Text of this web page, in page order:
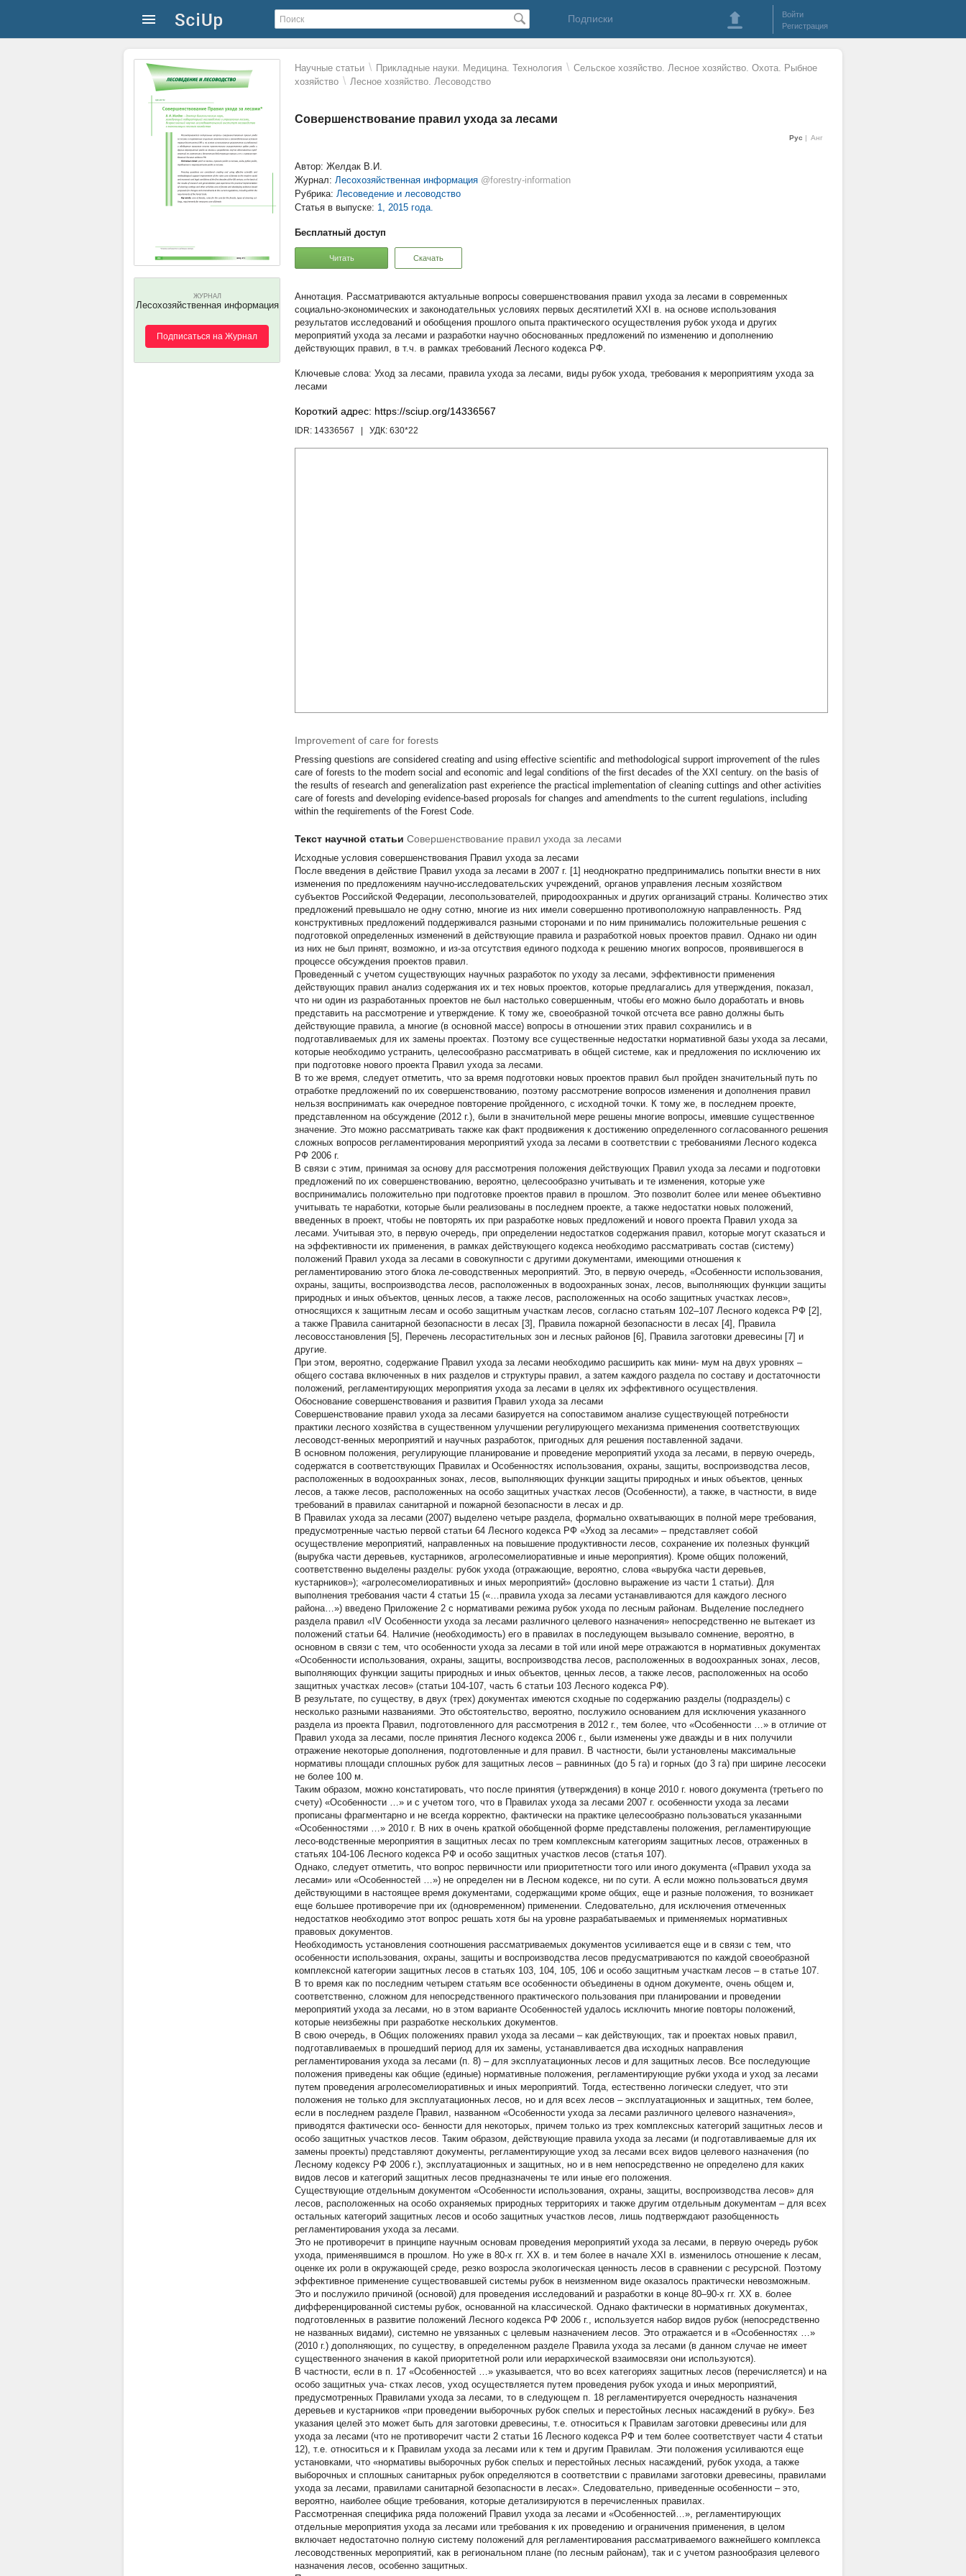
Подписки
Войти
Регистрация
Научные статьи \ Прикладные науки. Медицина. Технология \ Сельское хозяйство. Лесное хозяйство. Охота. Рыбное
хозяйство \ Лесное хозяйство. Лесоводство
Совершенствование правил ухода за лесами
Рус Анг
ЖУРНАЛ
Лесохозяйственная информация
Подписаться на Журнал
Автор: Желдак В.И.
Журнал: Лесохозяйственная информация @forestry-information
Рубрика: Лесоведение и лесоводство
Статья в выпуске: 1, 2015 года.
Бесплатный доступ
Читать Скачать
Рассматриваются актуальные вопросы совершенствования правил ухода за лесами в современных
социально-экономических и законодательных условиях первых десятилетий XXI в. на основе использования
результатов исследований и обобщения прошлого опыта практического осуществления рубок ухода и других
мероприятий ухода за лесами и разработки научно обоснованных предложений по изменению и дополнению
действующих правил, в т.ч. в рамках требований Лесного кодекса РФ.
Уход за лесами, правила ухода за лесами, виды рубок ухода, требования к мероприятиям ухода за
лесами
Короткий адрес: https://sciup.org/14336567
IDR: 14336567 | УДК: 630*22
Improvement of care for forests
Pressing questions are considered creating and using effective scientific and methodological support improvement of the rules
care of forests to the modern social and economic and legal conditions of the first decades of the XXI century. on the basis of
the results of research and generalization past experience the practical implementation of cleaning cuttings and other activities
care of forests and developing evidence-based proposals for changes and amendments to the current regulations, including
within the requirements of the Forest Code.
Текст научной статьи Совершенствование правил ухода за лесами
Исходные условия совершенствования Правил ухода за лесами
После введения в действие Правил ухода за лесами в 2007 г. [1] неоднократно предпринимались попытки внести в них
изменения по предложениям научно-исследовательских учреждений, органов управления лесным хозяйством
субъектов Российской Федерации, лесопользователей, природоохранных и других организаций страны. Количество этих
предложений превышало не одну сотню, многие из них имели совершенно противоположную направленность. Ряд
конструктивных предложений поддерживался разными сторонами и по ним принимались положительные решения с
подготовкой определенных изменений в действующие правила и разработкой новых проектов правил. Однако ни один
из них не был принят, возможно, и из-за отсутствия единого подхода к решению многих вопросов, проявившегося в
процессе обсуждения проектов правил.
Проведенный с учетом существующих научных разработок по уходу за лесами, эффективности применения
действующих правил анализ содержания их и тех новых проектов, которые предлагались для утверждения, показал,
что ни один из разработанных проектов не был настолько совершенным, чтобы его можно было доработать и вновь
представить на рассмотрение и утверждение. К тому же, своеобразной точкой отсчета все равно должны быть
действующие правила, а многие (в основной массе) вопросы в отношении этих правил сохранились и в
подготавливаемых для их замены проектах. Поэтому все существенные недостатки нормативной базы ухода за лесами,
которые необходимо устранить, целесообразно рассматривать в общей системе, как и предложения по исключению их
при подготовке нового проекта Правил ухода за лесами.
В то же время, следует отметить, что за время подготовки новых проектов правил был пройден значительный путь по
отработке предложений по их совершенствованию, поэтому рассмотрение вопросов изменения и дополнения правил
нельзя воспринимать как очередное повторение пройденного, с исходной точки. К тому же, в последнем проекте,
представленном на обсуждение (2012 г.), были в значительной мере решены многие вопросы, имевшие существенное
значение. Это можно рассматривать также как факт продвижения к достижению определенного согласованного решения
сложных вопросов регламентирования мероприятий ухода за лесами в соответствии с требованиями Лесного кодекса
РФ 2006 г.
В связи с этим, принимая за основу для рассмотрения положения действующих Правил ухода за лесами и подготовки
предложений по их совершенствованию, вероятно, целесообразно учитывать и те изменения, которые уже
воспринимались положительно при подготовке проектов правил в прошлом. Это позволит более или менее объективно
учитывать те наработки, которые были реализованы в последнем проекте, а также недостатки новых положений,
введенных в проект, чтобы не повторять их при разработке новых предложений и нового проекта Правил ухода за
лесами. Учитывая это, в первую очередь, при определении недостатков содержания правил, которые могут сказаться и
на эффективности их применения, в рамках действующего кодекса необходимо рассматривать состав (систему)
положений Правил ухода за лесами в совокупности с другими документами, имеющими отношения к
регламентированию этого блока ле-соводственных мероприятий. Это, в первую очередь, «Особенности использования,
охраны, защиты, воспроизводства лесов, расположенных в водоохранных зонах, лесов, выполняющих функции защиты
природных и иных объектов, ценных лесов, а также лесов, расположенных на особо защитных участках лесов»,
относящихся к защитным лесам и особо защитным участкам лесов, согласно статьям 102–107 Лесного кодекса РФ [2],
а также Правила санитарной безопасности в лесах [3], Правила пожарной безопасности в лесах [4], Правила
лесовосстановления [5], Перечень лесорастительных зон и лесных районов [6], Правила заготовки древесины [7] и
другие.
При этом, вероятно, содержание Правил ухода за лесами необходимо расширить как мини- мум на двух уровнях –
общего состава включенных в них разделов и структуры правил, а затем каждого раздела по составу и достаточности
положений, регламентирующих мероприятия ухода за лесами в целях их эффективного осуществления.
Обоснование совершенствования и развития Правил ухода за лесами
Совершенствование правил ухода за лесами базируется на сопоставимом анализе существующей потребности
практики лесного хозяйства в существенном улучшении регулирующего механизма применения соответствующих
лесоводст-венных мероприятий и научных разработок, пригодных для решения поставленной задачи.
В основном положения, регулирующие планирование и проведение мероприятий ухода за лесами, в первую очередь,
содержатся в соответствующих Правилах и Особенностях использования, охраны, защиты, воспроизводства лесов,
расположенных в водоохранных зонах, лесов, выполняющих функции защиты природных и иных объектов, ценных
лесов, а также лесов, расположенных на особо защитных участках лесов (Особенности), а также, в частности, в виде
требований в правилах санитарной и пожарной безопасности в лесах и др.
В Правилах ухода за лесами (2007) выделено четыре раздела, формально охватывающих в полной мере требования,
предусмотренные частью первой статьи 64 Лесного кодекса РФ «Уход за лесами» – представляет собой
осуществление мероприятий, направленных на повышение продуктивности лесов, сохранение их полезных функций
(вырубка части деревьев, кустарников, агролесомелиоративные и иные мероприятия). Кроме общих положений,
соответственно выделены разделы: рубок ухода (отражающие, вероятно, слова «вырубка части деревьев,
кустарников»); «агролесомелиоративных и иных мероприятий» (дословно выражение из части 1 статьи). Для
выполнения требования части 4 статьи 15 («…правила ухода за лесами устанавливаются для каждого лесного
района…») введено Приложение 2 с нормативами режима рубок ухода по лесным районам. Выделение последнего
раздела правил «IV Особенности ухода за лесами различного целевого назначения» непосредственно не вытекает из
положений статьи 64. Наличие (необходимость) его в правилах в последующем вызывало сомнение, вероятно, в
основном в связи с тем, что особенности ухода за лесами в той или иной мере отражаются в нормативных документах
«Особенности использования, охраны, защиты, воспроизводства лесов, расположенных в водоохранных зонах, лесов,
выполняющих функции защиты природных и иных объектов, ценных лесов, а также лесов, расположенных на особо
защитных участках лесов» (статьи 104-107, часть 6 статьи 103 Лесного кодекса РФ).
В результате, по существу, в двух (трех) документах имеются сходные по содержанию разделы (подразделы) с
несколько разными названиями. Это обстоятельство, вероятно, послужило основанием для исключения указанного
раздела из проекта Правил, подготовленного для рассмотрения в 2012 г., тем более, что «Особенности …» в отличие от
Правил ухода за лесами, после принятия Лесного кодекса 2006 г., были изменены уже дважды и в них получили
отражение некоторые дополнения, подготовленные и для правил. В частности, были установлены максимальные
нормативы площади сплошных рубок для защитных лесов – равнинных (до 5 га) и горных (до 3 га) при ширине лесосеки
не более 100 м.
Таким образом, можно констатировать, что после принятия (утверждения) в конце 2010 г. нового документа (третьего по
счету) «Особенности …» и с учетом того, что в Правилах ухода за лесами 2007 г. особенности ухода за лесами
прописаны фрагментарно и не всегда корректно, фактически на практике целесообразно пользоваться указанными
«Особенностями …» 2010 г. В них в очень краткой обобщенной форме представлены положения, регламентирующие
лесо-водственные мероприятия в защитных лесах по трем комплексным категориям защитных лесов, отраженных в
статьях 104-106 Лесного кодекса РФ и особо защитных участков лесов (статья 107).
Однако, следует отметить, что вопрос первичности или приоритетности того или иного документа («Правил ухода за
лесами» или «Особенностей …») не определен ни в Лесном кодексе, ни по сути. А если можно пользоваться двумя
действующими в настоящее время документами, содержащими кроме общих, еще и разные положения, то возникает
еще большее противоречие при их (одновременном) применении. Следовательно, для исключения отмеченных
недостатков необходимо этот вопрос решать хотя бы на уровне разрабатываемых и применяемых нормативных
правовых документов.
Необходимость установления соотношения рассматриваемых документов усиливается еще и в связи с тем, что
особенности использования, охраны, защиты и воспроизводства лесов предусматриваются по каждой своеобразной
комплексной категории защитных лесов в статьях 103, 104, 105, 106 и особо защитным участкам лесов – в статье 107.
В то время как по последним четырем статьям все особенности объединены в одном документе, очень общем и,
соответственно, сложном для непосредственного практического пользования при планировании и проведении
мероприятий ухода за лесами, но в этом варианте Особенностей удалось исключить многие повторы положений,
которые неизбежны при разработке нескольких документов.
В свою очередь, в Общих положениях правил ухода за лесами – как действующих, так и проектах новых правил,
подготавливаемых в прошедший период для их замены, устанавливается два исходных направления
регламентирования ухода за лесами (п. 8) – для эксплуатационных лесов и для защитных лесов. Все последующие
положения приведены как общие (единые) нормативные положения, регламентирующие рубки ухода и уход за лесами
путем проведения агролесомелиоративных и иных мероприятий. Тогда, естественно логически следует, что эти
положения не только для эксплуатационных лесов, но и для всех лесов – эксплуатационных и защитных, тем более,
если в последнем разделе Правил, названном «Особенности ухода за лесами различного целевого назначения»,
приводятся фактически осо- бенности для некоторых, причем только из трех комплексных категорий защитных лесов и
особо защитных участков лесов. Таким образом, действующие правила ухода за лесами (и подготавливаемые для их
замены проекты) представляют документы, регламентирующие уход за лесами всех видов целевого назначения (по
Лесному кодексу РФ 2006 г.), эксплуатационных и защитных, но и в нем непосредственно не определено для каких
видов лесов и категорий защитных лесов предназначены те или иные его положения.
Существующие отдельным документом «Особенности использования, охраны, защиты, воспроизводства лесов» для
лесов, расположенных на особо охраняемых природных территориях и также другим отдельным документам – для всех
остальных категорий защитных лесов и особо защитных участков лесов, лишь подтверждают разобщенность
регламентирования ухода за лесами.
Это не противоречит в принципе научным основам проведения мероприятий ухода за лесами, в первую очередь рубок
ухода, применявшимся в прошлом. Но уже в 80-х гг. XX в. и тем более в начале XXI в. изменилось отношение к лесам,
оценке их роли в окружающей среде, резко возросла экологическая ценность лесов в сравнении с ресурсной. Поэтому
эффективное применение существовавшей системы рубок в неизменном виде оказалось практически невозможным.
Это и послужило причиной (основой) для проведения исследований и разработки в конце 80–90-х гг. XX в. более
дифференцированной системы рубок, основанной на классической. Однако фактически в нормативных документах,
подготовленных в развитие положений Лесного кодекса РФ 2006 г., используется набор видов рубок (непосредственно
не названных видами), системно не увязанных с целевым назначением лесов. Это отражается и в «Особенностях …»
(2010 г.) дополняющих, по существу, в определенном разделе Правила ухода за лесами (в данном случае не имеет
существенного значения в какой приоритетной роли или иерархической взаимосвязи они используются).
В частности, если в п. 17 «Особенностей …» указывается, что во всех категориях защитных лесов (перечисляется) и на
особо защитных уча- стках лесов, уход осуществляется путем проведения рубок ухода и иных мероприятий,
предусмотренных Правилами ухода за лесами, то в следующем п. 18 регламентируется очередность назначения
деревьев и кустарников «при проведении выборочных рубок спелых и перестойных лесных насаждений в рубку». Без
указания целей это может быть для заготовки древесины, т.е. относиться к Правилам заготовки древесины или для
ухода за лесами (что не противоречит части 2 статьи 16 Лесного кодекса РФ и тем более соответствует части 4 статьи
12), т.е. относиться и к Правилам ухода за лесами или к тем и другим Правилам. Эти положения усиливаются еще
установками, что «нормативы выборочных рубок спелых и перестойных лесных насаждений, рубок ухода, а также
выборочных и сплошных санитарных рубок определяются в соответствии с правилами заготовки древесины, правилами
ухода за лесами, правилами санитарной безопасности в лесах». Следовательно, приведенные особенности – это,
вероятно, наиболее общие требования, которые детализируются в перечисленных правилах.
Рассмотренная специфика ряда положений Правил ухода за лесами и «Особенностей…», регламентирующих
отдельные мероприятия ухода за лесами или требования к их проведению и ограничения применения, в целом
включает недостаточно полную систему положений для регламентирования рассматриваемого важнейшего комплекса
лесоводственных мероприятий, как в региональном плане (по лесным районам), так и с учетом разнообразия целевого
назначения лесов, особенно защитных.